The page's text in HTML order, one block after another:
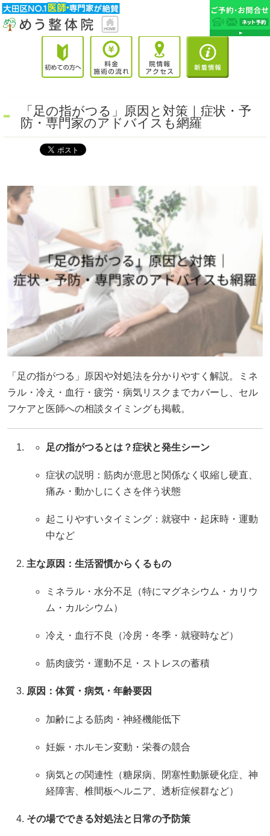
「足の指がつる」原因と対策｜症状・予
防・専門家のアドバイスも網羅
「足の指がつる」原因や対処法を分かりやすく解説。ミネ
ラル・冷え・血行・疲労・病気リスクまでカバーし、セル
フケアと医師への相談タイミングも掲載。
足の指がつるとは？症状と発生シーン
症状の説明：筋肉が意思と関係なく収縮し硬直、
痛み・動かしにくさを伴う状態
起こりやすいタイミング：就寝中・起床時・運動
中など
主な原因：生活習慣からくるもの
ミネラル・水分不足（特にマグネシウム・カリウ
ム・カルシウム）
冷え・血行不良（冷房・冬季・就寝時など）
筋肉疲労・運動不足・ストレスの蓄積
原因：体質・病気・年齢要因
加齢による筋肉・神経機能低下
妊娠・ホルモン変動・栄養の競合
病気との関連性（糖尿病、閉塞性動脈硬化症、神
経障害、椎間板ヘルニア、透析症候群など）
その場でできる対処法と日常の予防策